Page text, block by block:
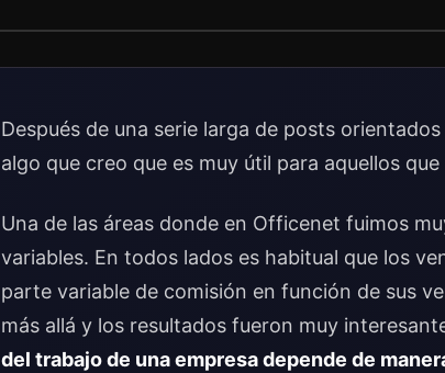
Después de una serie larga de posts
algo que creo que es muy útil para aquellos
Una de las áreas donde en Officenet fuimos
variables. En todos lados es habitual que los
parte variable de comisión en función de sus
más allá y los resultados fueron muy
del trabajo de una empresa depende de